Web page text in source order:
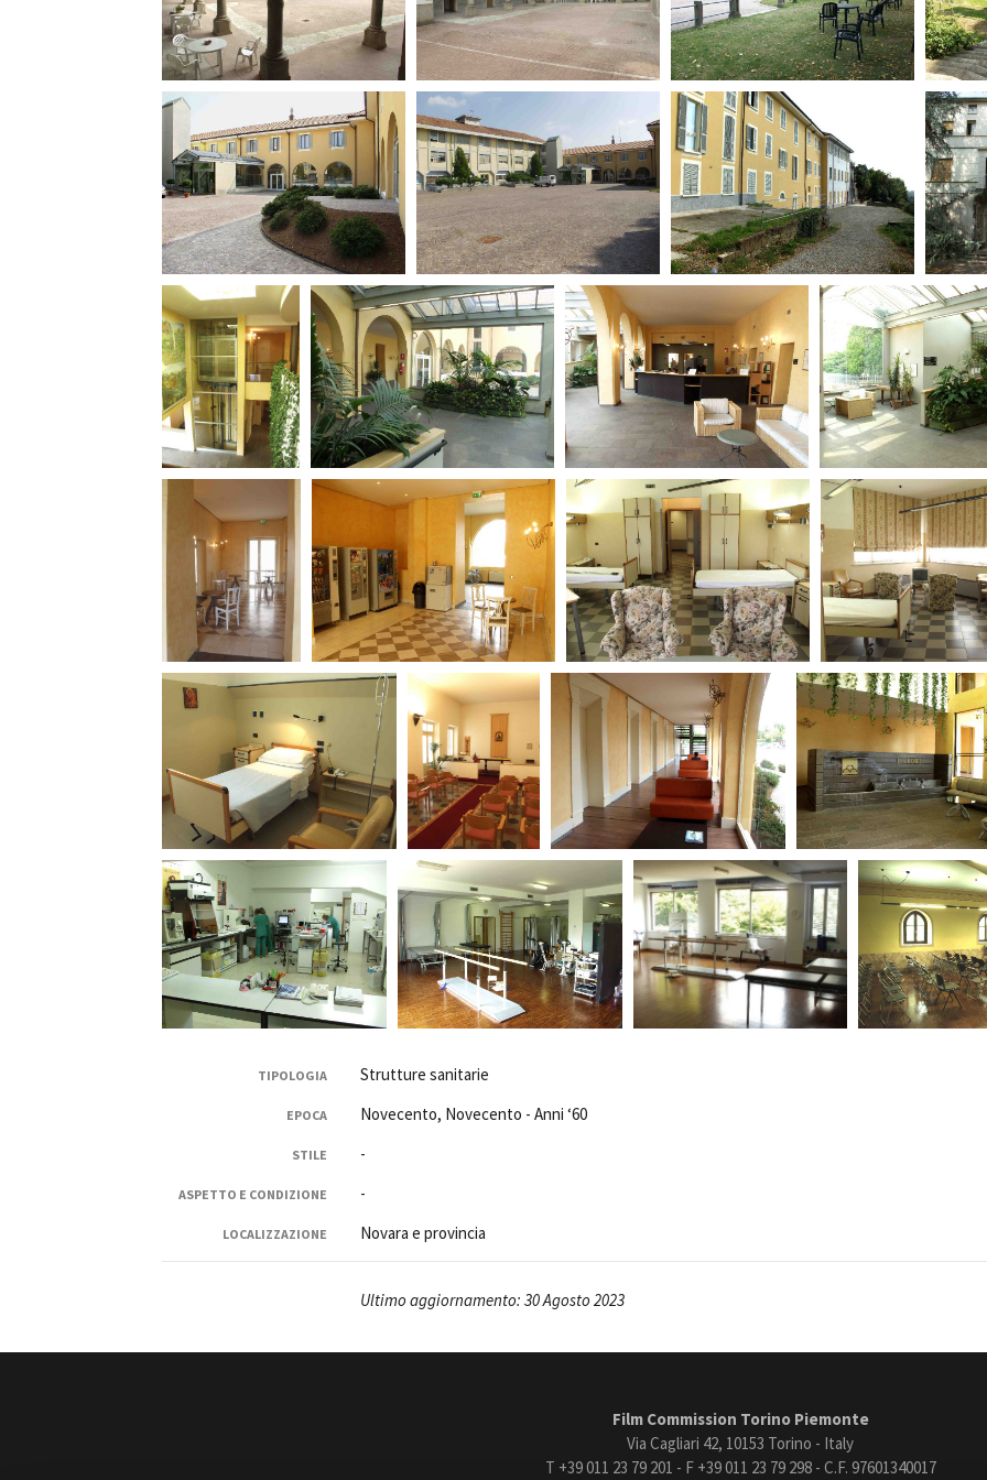
Rete regionale
Bilancio sociale
Amministrazione trasparente
Bandi e gare
Sostenibilità ambientale
SERVIZI
Servizi generali
Location scouting
Spazi nella sede FCTP
Sala Casting
Sala Paolo Tenna
FILM FUNDS
Piemonte Film Tv Fund
Piemonte Film Tv Development Fund
Piemonte Doc Film Fund
Short Film Fund
LOCATION GUIDE
FILM DATABASE
BOOK DATABASE
NEWS
CASTING
EVENTI, SPECIALI
Anteprime in Piemonte
TFI Torino Film Industry - Production
Days
Avenue Cove - Erasmus +
Guarda che storia!
La Grazia - Immagini e location della
Torino di Paolo Sorrentino
Open Day
Ciak in TOur!
Days
Locarno
Mostra
Toronto
Festa
Torino
David di
Nastri
Premio
Lavora
Stage -
Elenco
Amministrazione trasparente Bandi e gare Contatti Privacy Cookie policy Whistleblowing
TIPOLOGIA Strutture sanitarie
EPOCA Novecento, Novecento - Anni ‘60
STILE -
ASPETTO E CONDIZIONE -
LOCALIZZAZIONE Novara e provincia
Ultimo aggiornamento: 30 Agosto 2023
Film Commission Torino Piemonte
Via Cagliari 42, 10153 Torino - Italy
T +39 011 23 79 201 - F +39 011 23 79 298 - C.F. 97601340017